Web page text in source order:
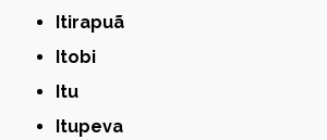
Itirapuã
Itobi
Itu
Itupeva